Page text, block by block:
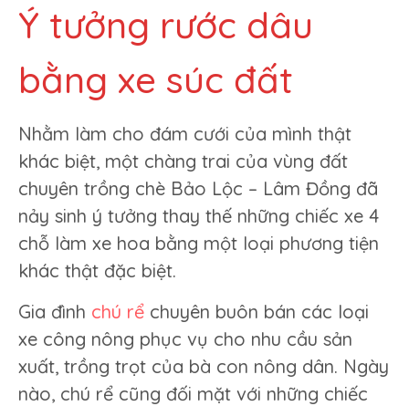
Ý tưởng rước dâu
bằng xe súc đất
Nhằm làm cho đám cưới của mình thật
khác biệt, một chàng trai của vùng đất
chuyên trồng chè Bảo Lộc – Lâm Đồng đã
nảy sinh ý tưởng thay thế những chiếc xe 4
chỗ làm xe hoa bằng một loại phương tiện
khác thật đặc biệt.
Gia đình chú rể chuyên buôn bán các loại
xe công nông phục vụ cho nhu cầu sản
xuất, trồng trọt của bà con nông dân. Ngày
nào, chú rể cũng đối mặt với những chiếc